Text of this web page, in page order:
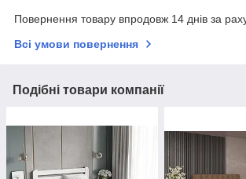
Повернення товару впродовж 14 днів за
Всі умови повернення
Подібні товари компанії